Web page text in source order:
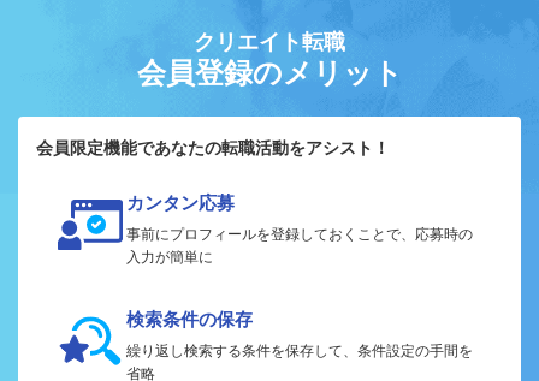
クリエイト転職
会員登録のメリット
会員限定機能であなたの転職活動をアシスト！
カンタン応募
事前にプロフィールを登録しておくことで、応募時の
入力が簡単に
検索条件の保存
繰り返し検索する条件を保存して、条件設定の手間を
省略